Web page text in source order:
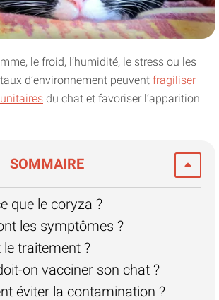
le froid, l’humidité, le stress ou les
d’environnement peuvent fragiliser
du chat et favoriser l’apparition
SOMMAIRE
que le coryza ?
les symptômes ?
le traitement ?
on vacciner son chat ?
éviter la contamination ?